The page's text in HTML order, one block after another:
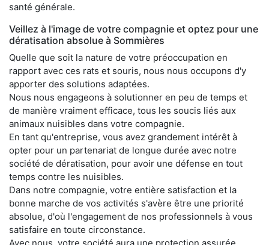
santé générale.
Veillez à l'image de votre compagnie et optez pour une
dératisation absolue à Sommières
Quelle que soit la nature de votre préoccupation en
rapport avec ces rats et souris, nous nous occupons d'y
apporter des solutions adaptées.
Nous nous engageons à solutionner en peu de temps et
de manière vraiment efficace, tous les soucis liés aux
animaux nuisibles dans votre compagnie.
En tant qu'entreprise, vous avez grandement intérêt à
opter pour un partenariat de longue durée avec notre
société de dératisation, pour avoir une défense en tout
temps contre les nuisibles.
Dans notre compagnie, votre entière satisfaction et la
bonne marche de vos activités s'avère être une priorité
absolue, d'où l'engagement de nos professionnels à vous
satisfaire en toute circonstance.